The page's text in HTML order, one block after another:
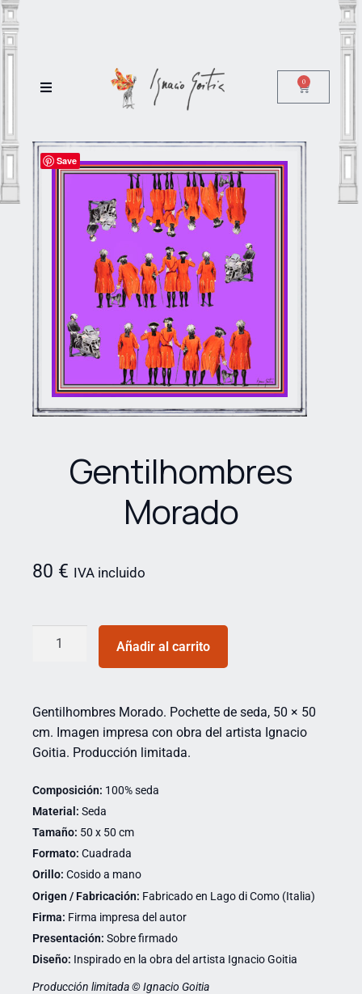
0
Save
Gentilhombres
Morado
80 € IVA incluido
Añadir al carrito
Gentilhombres Morado. Pochette de seda, 50 × 50
cm. Imagen impresa con obra del artista Ignacio
Goitia. Producción limitada.
Composición: 100% seda
Material: Seda
Tamaño: 50 x 50 cm
Formato: Cuadrada
Orillo: Cosido a mano
Origen / Fabricación: Fabricado en Lago di Como (Italia)
Firma: Firma impresa del autor
Presentación: Sobre firmado
Diseño: Inspirado en la obra del artista Ignacio Goitia
Producción limitada © Ignacio Goitia